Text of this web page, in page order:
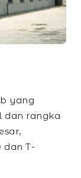
yang
dan rangka
dan T-